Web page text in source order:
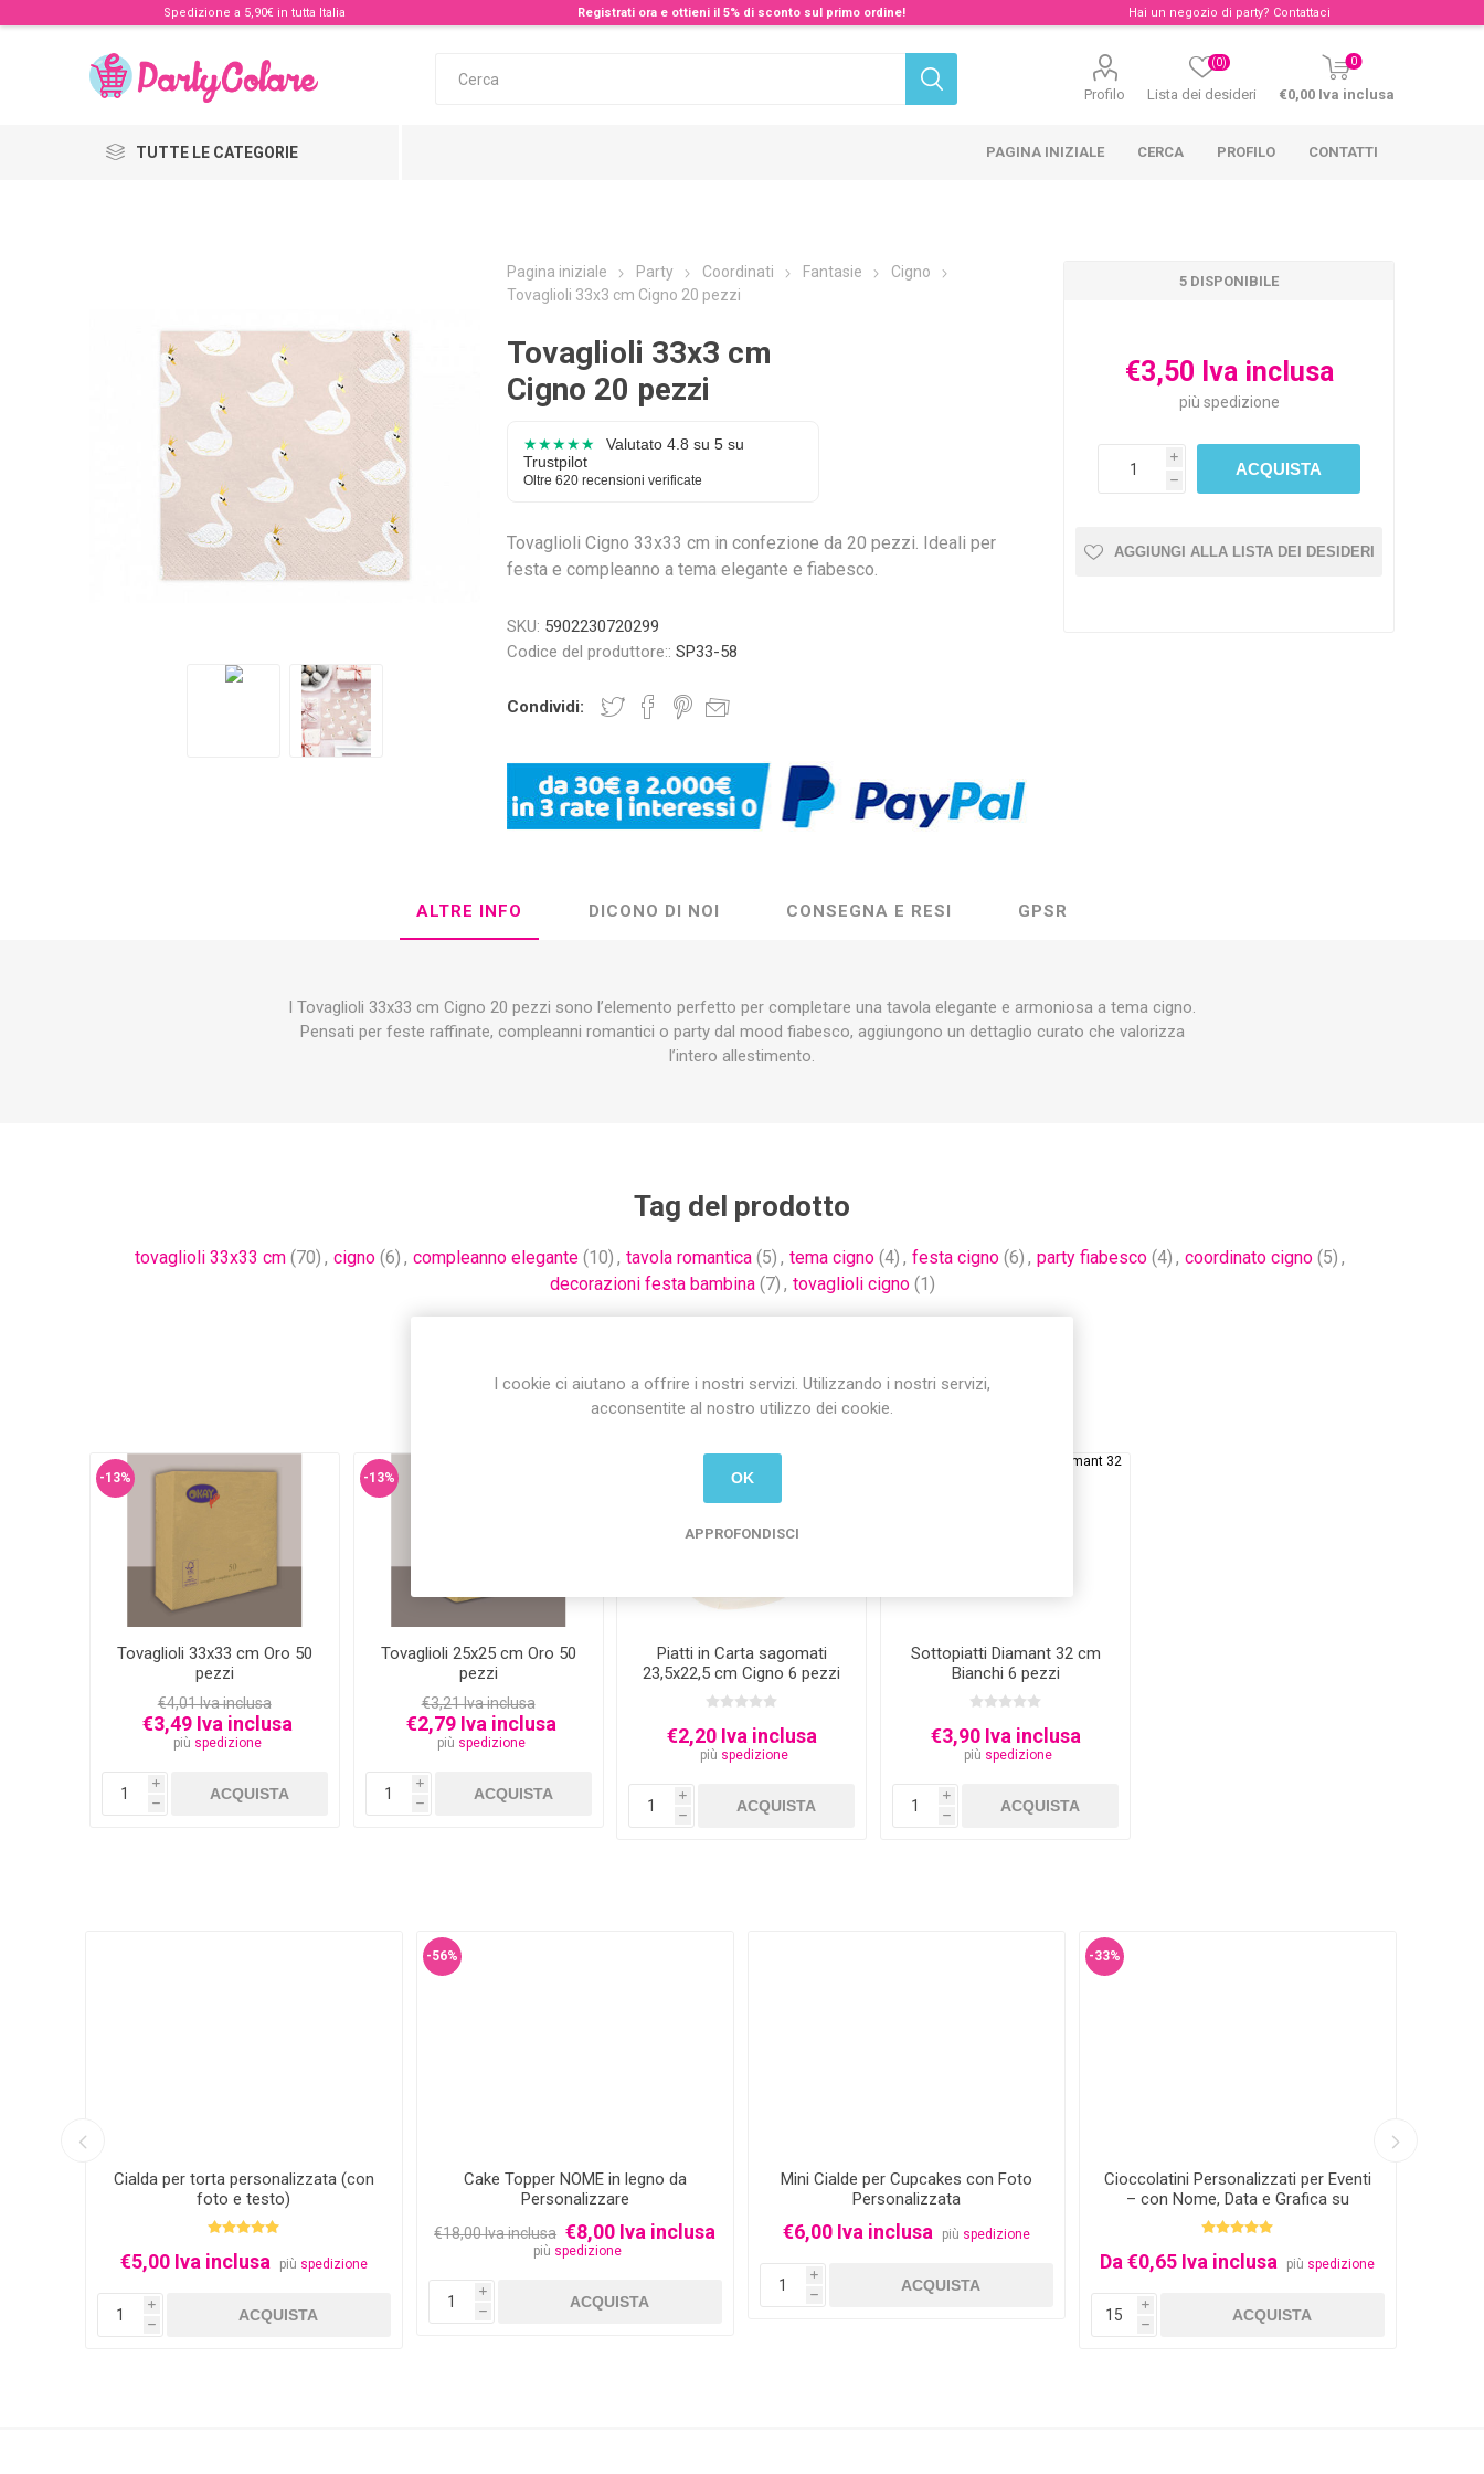
Spedizione a 5,90€ in tutta Italia Registrati ora e ottieni il 5% di sconto sul primo ordine! Hai un negozio di party? Contattaci
Profilo Lista dei desideri
(0) 0
€0,00 Iva inclusa
TUTTE LE CATEGORIE PAGINA INIZIALE CERCA PROFILO CONTATTI
Pagina iniziale Party Coordinati Fantasie
Cigno
Tovaglioli 33x3 cm Cigno 20 pezzi
Tovaglioli 33x3 cm
Cigno 20 pezzi
★★★★★
Valutato 4.8 su 5 su
Trustpilot
Oltre 620 recensioni verificate
Tovaglioli Cigno 33x33 cm in confezione da 20 pezzi. Ideali per
festa e compleanno a tema elegante e fiabesco.
SKU: 5902230720299
Codice del produttore:: SP33-58
Condividi:
5 DISPONIBILE
€3,50 Iva inclusa
più spedizione
i
h
AGGIUNGI ALLA LISTA DEI DESIDERI
ALTRE INFO DICONO DI NOI CONSEGNA E RESI GPSR
I Tovaglioli 33x33 cm Cigno 20 pezzi sono l’elemento perfetto per completare una tavola elegante e armoniosa a tema cigno.
Pensati per feste raffinate, compleanni romantici o party dal mood fiabesco, aggiungono un dettaglio curato che valorizza
l’intero allestimento.
Tag del prodotto
tovaglioli 33x33 cm (70) , cigno (6) , compleanno elegante (10) , tavola romantica (5) , tema cigno (4) , festa cigno (6) , party fiabesco (4) , coordinato cigno (5) ,
decorazioni festa bambina (7) , tovaglioli cigno (1)
Hanno acquistato anche
-13%
Tovaglioli 33x33 cm Oro 50
pezzi
€4,01 Iva inclusa
€3,49 Iva inclusa
più spedizione
i
h
-13%
Tovaglioli 25x25 cm Oro 50
pezzi
€3,21 Iva inclusa
€2,79 Iva inclusa
più spedizione
i
h
Piatti in Carta sagomati
23,5x22,5 cm Cigno 6 pezzi
€2,20 Iva inclusa
più spedizione
i
h
Sottopiatti Diamant 32 cm
Bianchi 6 pezzi
€3,90 Iva inclusa
più spedizione
i
h
Cialda per torta personalizzata (con
foto e testo)
€5,00 Iva inclusa più spedizione
i
h
-56%
Cake Topper NOME in legno da
Personalizzare
€18,00 Iva inclusa €8,00 Iva inclusa
più spedizione
i
h
Mini Cialde per Cupcakes con Foto
Personalizzata
€6,00 Iva inclusa più spedizione
i
h
-33%
Cioccolatini Personalizzati per Eventi
– con Nome, Data e Grafica su
Misura
Da €0,65 Iva inclusa più spedizione
i
h
I cookie ci aiutano a offrire i nostri servizi. Utilizzando i nostri servizi,
acconsentite al nostro utilizzo dei cookie.
OK
APPROFONDISCI